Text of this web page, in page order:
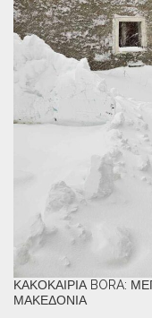
ΚΑΚΟΚΑΙΡΊΑ BORA:
ΜΑΚΕΔΟΝΊΑ